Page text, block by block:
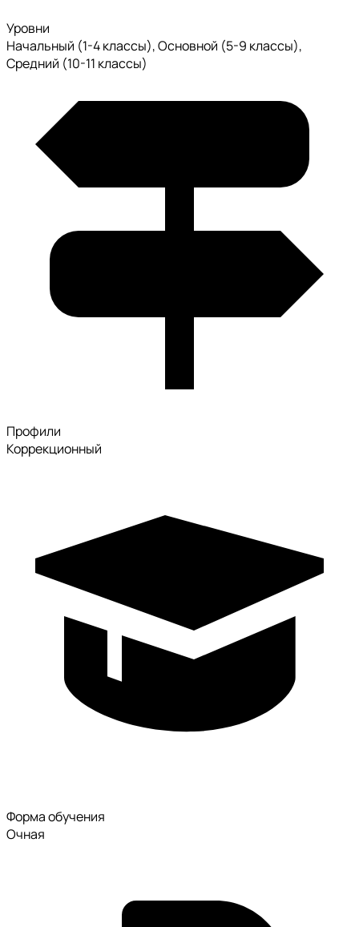
Уровни
Начальный (1-4 классы), Основной (5-9 классы),
Средний (10-11 классы)
Профили
Коррекционный
Форма обучения
Очная